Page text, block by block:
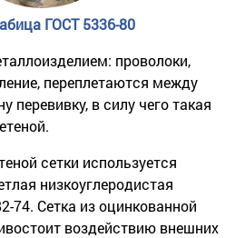
ГОСТ 5336-80
проволоки,
переплетаются между
перевивку, в силу чего такая
сетки используется
низкоуглеродистая
74. Сетка из оцинкованной
воздействию внешних